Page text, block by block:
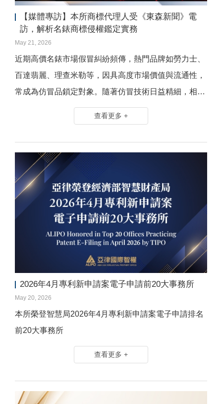
【媒體專訪】本所商標代理人受《東森新聞》電
訪，解析名錶商標侵權鑑定實務
May 21, 2026
近期高價名錶市場假冒糾紛頻傳，熱門品牌如勞力士、
百達翡麗、理查米勒等，因具高度市場價值與流通性，
常成為仿冒品鎖定對象。隨著仿冒技術日益精細，相關
爭議不僅涉及消費糾紛，更可能進一步牽涉商標侵權及
查看更多 +
2026年4月專利新申請案電子申請前20大事務所
May 20, 2026
本所榮登智慧局2026年4月專利新申請案電子申請排名
前20大事務所
查看更多 +